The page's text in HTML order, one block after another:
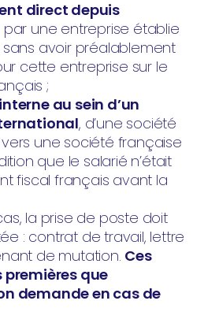
par une entreprise établie
sans avoir préalablement
cette entreprise sur le
;
, d’une société
une société française
que le salarié n’était
fiscal français avant la
la prise de poste doit
: contrat de travail, lettre
de mutation. Ces
premières que
demande en cas de